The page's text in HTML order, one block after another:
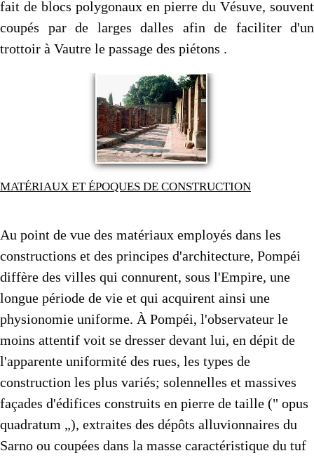
fait de blocs polygonaux en pierre du Vésuve, souvent
coupés par de larges dalles afin de faciliter d'un
trottoir à Vautre le passage des piétons .
MATÉRIAUX ET ÉPOQUES DE CONSTRUCTION
Au point de vue des matériaux employés dans les
constructions et des principes d'architecture, Pompéi
diffère des villes qui con­nurent, sous l'Empire, une
longue période de vie et qui acquirent ainsi une
physionomie uniforme. À Pompéi, l'observateur le
moins attentif voit se dresser devant lui, en dépit de
l'apparente unifor­mité des rues, les types de
construction les plus variés; solennelles et massives
façades d'édifices construits en pierre de taille (" opus
quadratum „), extraites des dépôts alluvionnaires du
Sarno ou coupées dans la masse caractéristique du tuf